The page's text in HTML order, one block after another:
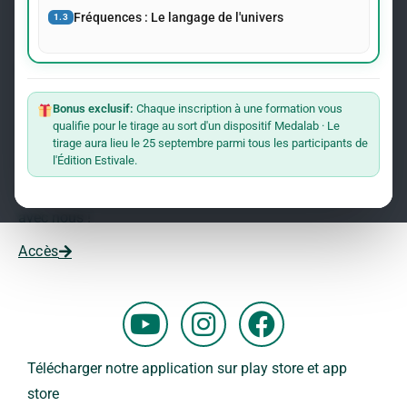
1.3 Fréquences : Le langage de l'univers
Bonus exclusif: Chaque inscription à une formation vous
qualifie pour le tirage au sort d'un dispositif Medalab · Le
tirage aura lieu le 25 septembre parmi tous les participants de
l'Édition Estivale.
événements concernant le Dr Andreas Kalcker et l’Institut
Rejoindre La Liste
Vous souhaitez travailler avec nous ?
Vous voulez faire partie de notre équipe ?
Accès
Y
o
u
I
n
s
F
a
c
Télécharger notre application sur play store et app
store